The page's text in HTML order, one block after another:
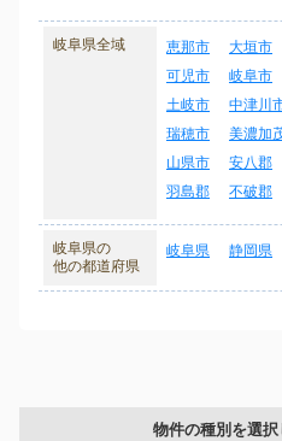
岐阜県全域 恵那市 大垣市
可児市
岐阜市
土岐市
中津川
瑞穂市
美濃加
山県市
安八郡
羽島郡
不破郡
岐阜県の
他の都道府県
岐阜県 静岡県
物件の種別を選